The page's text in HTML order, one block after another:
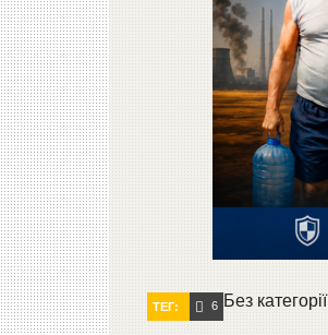
Без категорії
ТЕГ: 6